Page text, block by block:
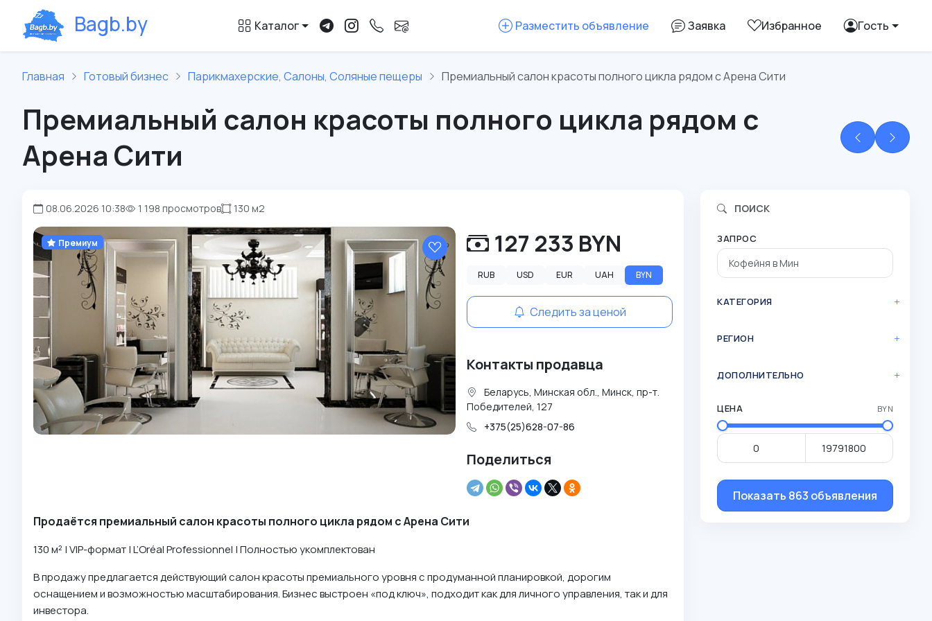
Bagb.by Каталог Разместить объявление Заявка Избранное Гость
Главная Готовый бизнес Парикмахерские, Салоны, Соляные пещеры Премиальный салон красоты полного цикла рядом с Арена Сити
Премиальный салон красоты полного цикла рядом с
Арена Сити
ЗАПРОС
КАТЕГОРИЯ
РЕГИОН
ДОПОЛНИТЕЛЬНО
ЦЕНА BYN
Показать 863 объявления
ПОИСК
08.06.2026 10:38 1 198 просмотров 130 м2
Премиум 127 233 BYN
RUB USD EUR UAH BYN
Следить за ценой
Контакты продавца
Беларусь, Минская обл., Минск, пр-т.
Победителей, 127
+375(25)628-07-86
Поделиться
Продаётся премиальный салон красоты полного цикла рядом с Арена Сити
130 м² | VIP-формат | L’Oréal Professionnel | Полностью укомплектован
В продажу предлагается действующий салон красоты премиального уровня с продуманной планировкой, дорогим
оснащением и возможностью масштабирования. Бизнес выстроен «под ключ», подходит как для личного управления, так и для
инвестора.